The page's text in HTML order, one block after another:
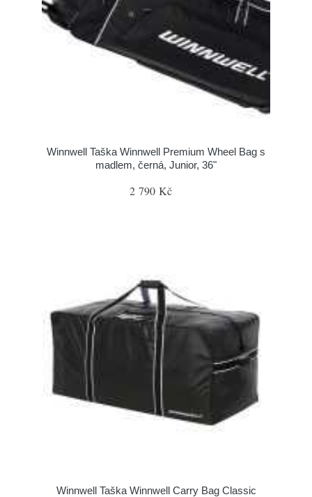
Winnwell Taška Winnwell Premium Wheel Bag s
madlem, černá, Junior, 36"
2 790 Kč
Winnwell Taška Winnwell Carry Bag Classic